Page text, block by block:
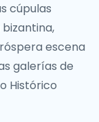
y
**Estambul**,
ofrece un
de los
las terrazas
cúpulas
escena
galerías de
Histórico